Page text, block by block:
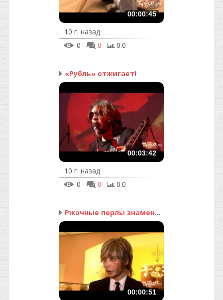
00:00:45
10 г. назад
0
0 0.0
«Рубль» отжигает!
00:03:42
10 г. назад
0
0 0.0
Ржачные перлы знаменито...
00:00:51